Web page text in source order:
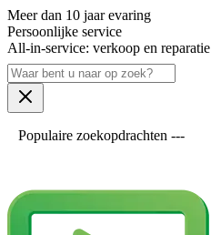
Meer dan 10 jaar evaring
Persoonlijke service
All-in-service: verkoop en reparatie
Populaire zoekopdrachten ---